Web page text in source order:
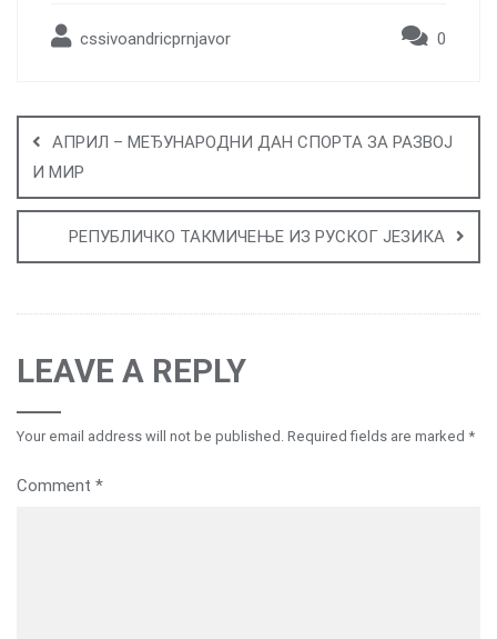
cssivoandricprnjavor 0
navigation
АПРИЛ – МЕЂУНАРОДНИ ДАН СПОРТА ЗА РАЗВОЈ
И МИР
РЕПУБЛИЧКО ТАКМИЧЕЊЕ ИЗ РУСКОГ ЈЕЗИКА
LEAVE A REPLY
Your email address will not be published. Required fields are marked *
Comment *